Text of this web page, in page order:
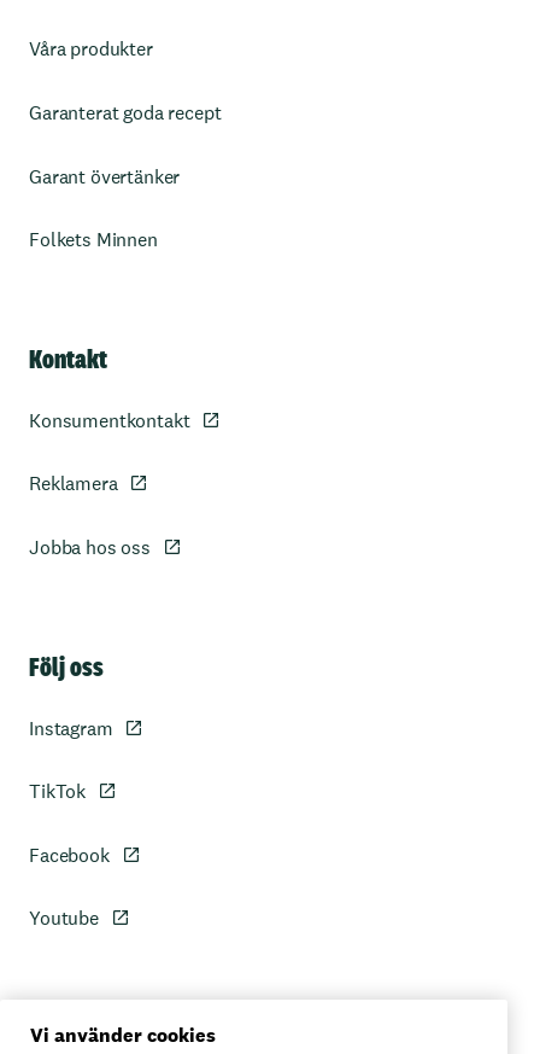
Våra produkter
Garanterat goda recept
Garant övertänker
Folkets Minnen
Kontakt
Konsumentkontakt
Reklamera
Jobba hos oss
Följ oss
Instagram
TikTok
Facebook
Youtube
Personuppgiftspolicy
Vi använder cookies